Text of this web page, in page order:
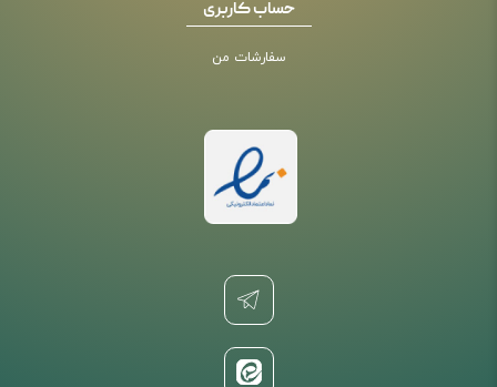
حساب کاربری
سفارشات من